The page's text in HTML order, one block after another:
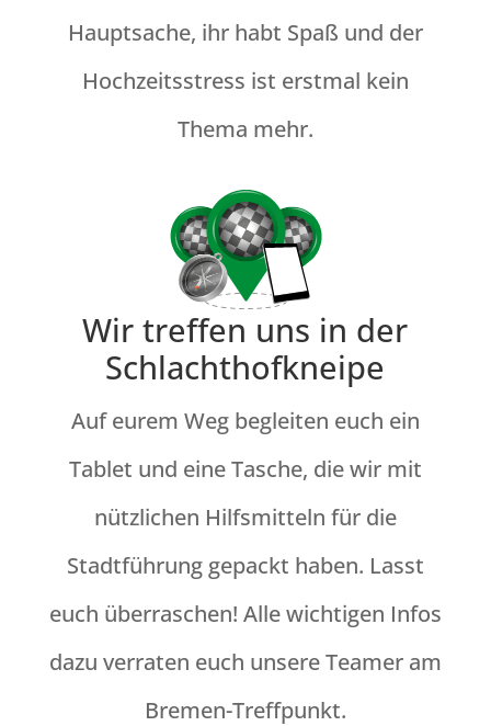
Hauptsache, ihr habt Spaß und der
Hochzeitsstress ist erstmal kein
Thema mehr.
Wir treffen uns in der
Schlachthofkneipe
Auf eurem Weg begleiten euch ein
Tablet und eine Tasche, die wir mit
nützlichen Hilfsmitteln für die
Stadtführung gepackt haben. Lasst
euch überraschen! Alle wichtigen Infos
dazu verraten euch unsere Teamer am
Bremen-Treffpunkt.